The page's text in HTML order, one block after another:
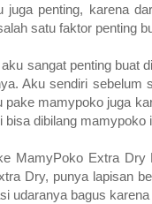
juga penting, karena
satu faktor penting
sangat penting buat
Aku sendiri
pake mamypoko juga
dibilang mamypoko
MamyPoko Extra
Dry, punya lapisan
udaranya bagus